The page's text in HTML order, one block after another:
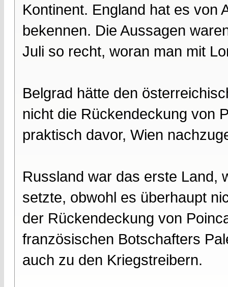
Kontinent. England hat es von
bekennen. Die Aussagen
Juli so recht, woran man mit
Belgrad hätte den
nicht die Rückendeckung von
praktisch davor, Wien
Russland war das erste Land,
setzte, obwohl es überhaupt
der Rückendeckung von
französischen Botschafters
auch zu den Kriegstreibern.